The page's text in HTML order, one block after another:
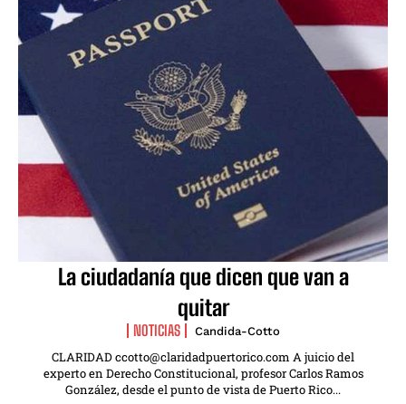
La ciudadanía que dicen que van a
quitar
NOTICIAS Candida-Cotto
CLARIDAD ccotto@claridadpuertorico.com A juicio del
experto en Derecho Constitucional, profesor Carlos Ramos
González, desde el punto de vista de Puerto Rico...